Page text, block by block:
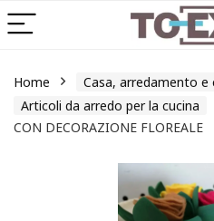
Home
Casa, arredamento e
Articoli da arredo per la cucina
CON DECORAZIONE FLOREALE